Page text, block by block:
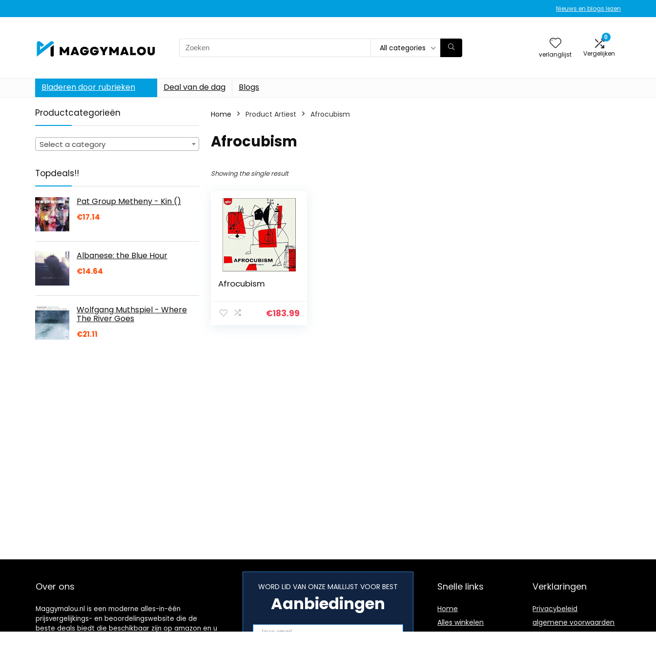
Nieuws en blogs lezen
Search
for:
All categories
verlanglijst
0
Vergelijken
Bladeren door rubrieken Deal van de dag Blogs
Productcategorieën
Select a category
Topdeals!!
Pat Group Metheny - Kin ()
€17.14
Albanese: the Blue Hour
€14.64
Wolfgang Muthspiel - Where
The River Goes
€21.11
Home Product Artiest Afrocubism
Afrocubism
Showing the single result
Afrocubism
€183.99
Over ons
Maggymalou.nl is een moderne alles-in-één
prijsvergelijkings- en beoordelingswebsite die de
beste deals biedt die beschikbaar zijn op amazon en u
WORD LID VAN ONZE MAILLIJST VOOR BEST
Aanbiedingen
Snelle links
Home
Alles winkelen
Verklaringen
Privacybeleid
algemene voorwaarden